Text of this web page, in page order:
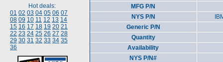
Hot deals:
01 02 03 04 05 06 07
08 09 10 11 12 13 14
15 16 17 18 19 20 21
22 23 24 25 26 27 28
29 30 31 32 33 34 35
36
MFG P/N
NYS P/N
Generic P/N
Quantity
Availability
NYS P/N#